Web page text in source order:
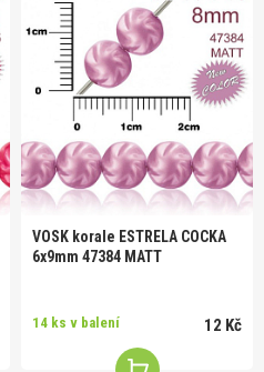
VOSK korale ESTRELA COCKA
6x9mm 47384 MATT
14 ks v balení 12 Kč